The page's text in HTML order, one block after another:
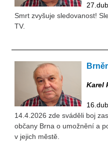
Smrt zvyšuje sledovanost!
TV.
Karel
14.4.2026 zde sváděli boj
občany Brna o umožnění a
v jejich městě.